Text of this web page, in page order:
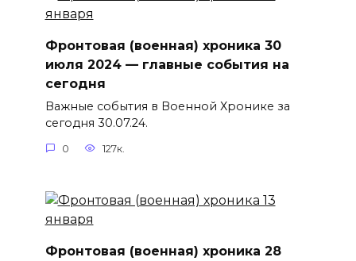
Фронтовая (военная) хроника 30
июля 2024 — главные события на
сегодня
Важные события в Военной Хронике за
сегодня 30.07.24.
0 127к.
Фронтовая (военная) хроника 28